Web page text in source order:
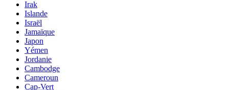
Irak
Islande
Israël
Jamaïque
Japon
Yémen
Jordanie
Cambodge
Cameroun
Cap-Vert